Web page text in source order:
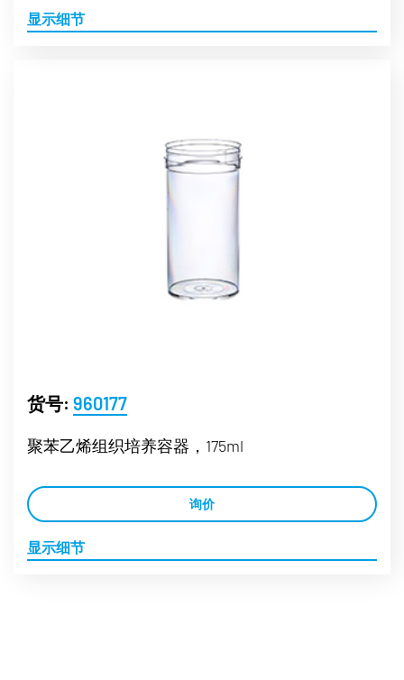
显示细节
货号: 960177
聚苯乙烯组织培养容器，175ml
询价
显示细节